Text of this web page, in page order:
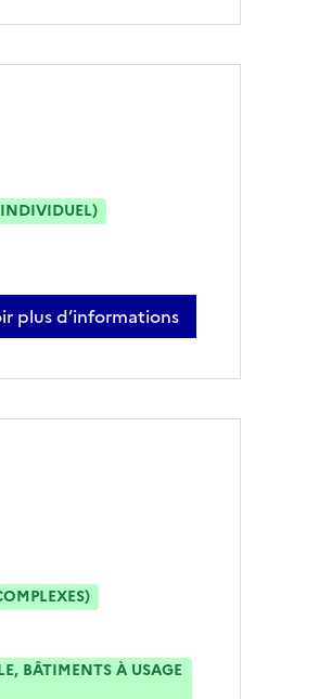
INDIVIDUEL)
plus d’informations
thomas wagner
BÂTIMENTS À USAGE